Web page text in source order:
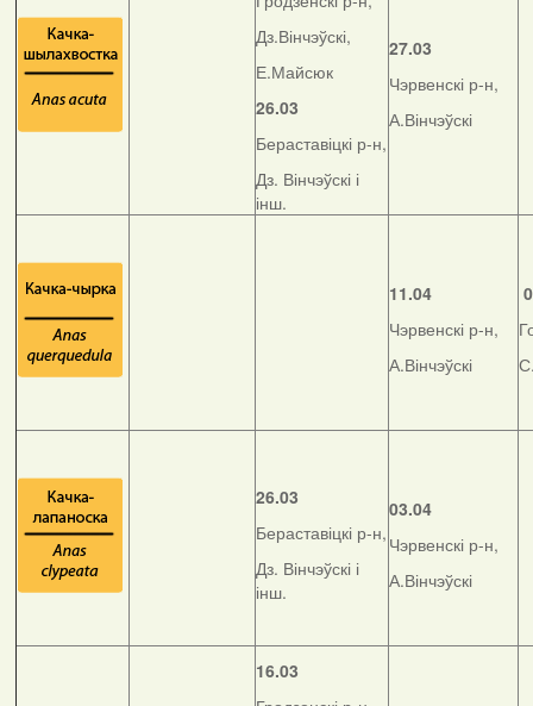
Дз.Вінчэўскі,
Е.Майсюк
26.03
Бераставіцкі р-н,
Дз. Вінчэўскі і
інш.
27.03
Чэрвенскі р-н,
А.Вінчэўскі
11.04
Чэрвенскі р-н,
А.Вінчэўскі
26.03
Бераставіцкі р-н,
Дз. Вінчэўскі і
інш.
03.04
Чэрвенскі р-н,
А.Вінчэўскі
16.03